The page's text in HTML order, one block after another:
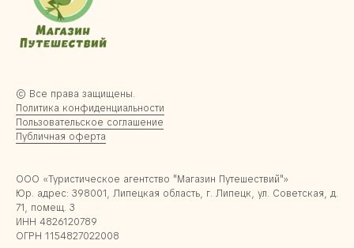
© Все права защищены.
Политика конфиденциальности
Пользовательское соглашение
Публичная оферта
ООО «Туристическое агентство "Магазин Путешествий"»
Юр. адрес: 398001, Липецкая область, г. Липецк, ул. Советская, д.
71, помещ. 3
ИНН 4826120789
ОГРН 1154827022008